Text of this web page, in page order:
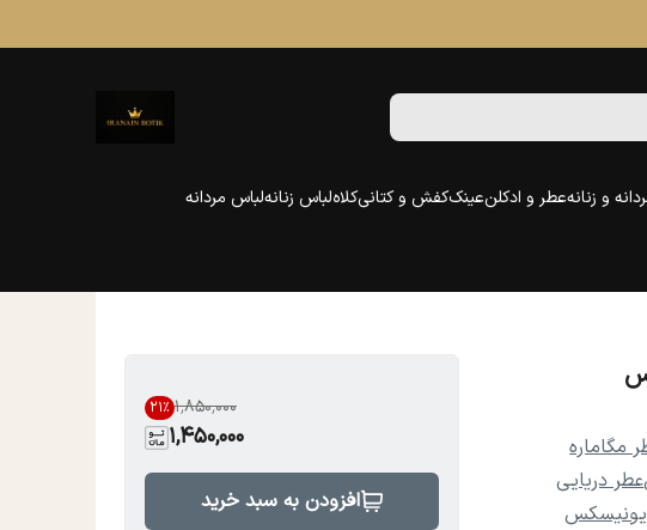
و زنانهعطر و ادکلنعینککفش و کتانیکلاهلباس زنانهلباس مردانه
مگاماره
عطر دریایی
۱٬۸۵۰٬۰۰۰ 21%
1,450,000
افزودن به سبد خرید